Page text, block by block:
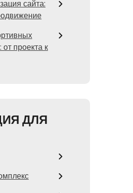
сайта:
проекта к
ДЛЯ